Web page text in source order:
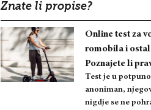
Znate li propise?
Online test za
romobila i
Poznajete li
Test je u
anoniman,
nigdje se ne